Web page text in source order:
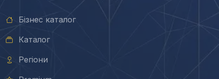
Бізнес каталог
Каталог
Регіони